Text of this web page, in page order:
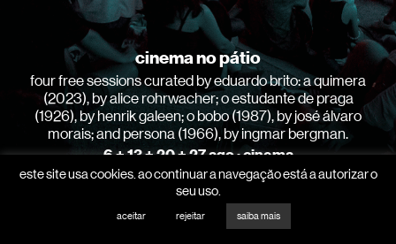
cinema no pátio
four free sessions curated by eduardo brito: a quimera
(2023), by alice rohrwacher; o estudante de praga
(1926), by henrik galeen; o bobo (1987), by josé álvaro
morais; and persona (1966), by ingmar bergman.
6 + 13 + 20 + 27 ago · cinema
see more
1 2
este site usa cookies. ao continuar a navegação está a autorizar o
seu uso.
aceitar rejeitar saiba mais